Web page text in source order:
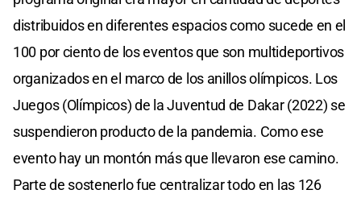
distribuidos en diferentes espacios como sucede en el
100 por ciento de los eventos que son multideportivos
organizados en el marco de los anillos olímpicos. Los
Juegos (Olímpicos) de la Juventud de Dakar (2022) se
suspendieron producto de la pandemia. Como ese
evento hay un montón más que llevaron ese camino.
Parte de sostenerlo fue centralizar todo en las 126